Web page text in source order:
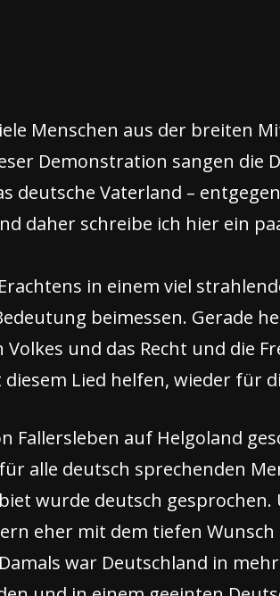
Menschen aus der breiten
Demonstration sangen
deutsche Vaterland –
daher schreibe ich hier ein
in einem viel
beimessen. Gerade
und das Recht und die
Lied helfen, wieder für
Fallersleben auf Helgoland
alle deutsch sprechenden
wurde deutsch gesprochen.
eher mit dem tiefen
war Deutschland in